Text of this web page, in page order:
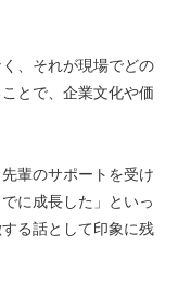
、それが現場でどの
とで、企業文化や価
輩のサポートを受け
に成長した」といっ
る話として印象に残